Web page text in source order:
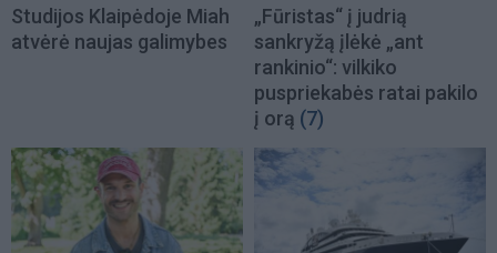
Studijos Klaipėdoje Miah
atvėrė naujas galimybes
„Fūristas“ į judrią
sankryžą įlėkė „ant
rankinio“: vilkiko
puspriekabės ratai pakilo
į orą (7)